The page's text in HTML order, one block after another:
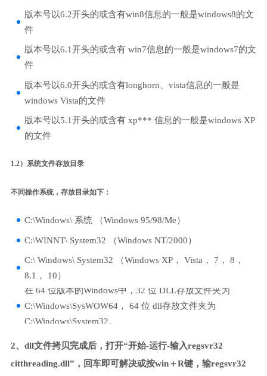
版本号以6.2开头的或含有win8信息的一般是windows8的文
件
版本号以6.1开头的或含有 win7信息的一般是windows7的文
件
版本号以6.0开头的或含有longhorn、vista信息的一般是
windows Vista的文件
版本号以5.1开头的或含有 xp*** 信息的一般是windows XP
的文件
1.2）系统文件存放目录
不同操作系统，存放目录如下：
C:\Windows\ 系统 （Windows 95/98/Me）
C:\WINNT\ System32 （Windows NT/2000）
C:\ Windows\ System32 （Windows XP， Vista， 7， 8，
8.1， 10）
在 64 位版本的Windows中，32 位 DLL存放文件夹为
C:\Windows\SysWOW64， 64 位 dll存放文件夹为
C:\Windows\System32。
2、dll文件拷贝完成后，打开“开始-运行-输入regsvr32
citthreading.dll”，回车即可解决或按win＋R键，输regsvr32